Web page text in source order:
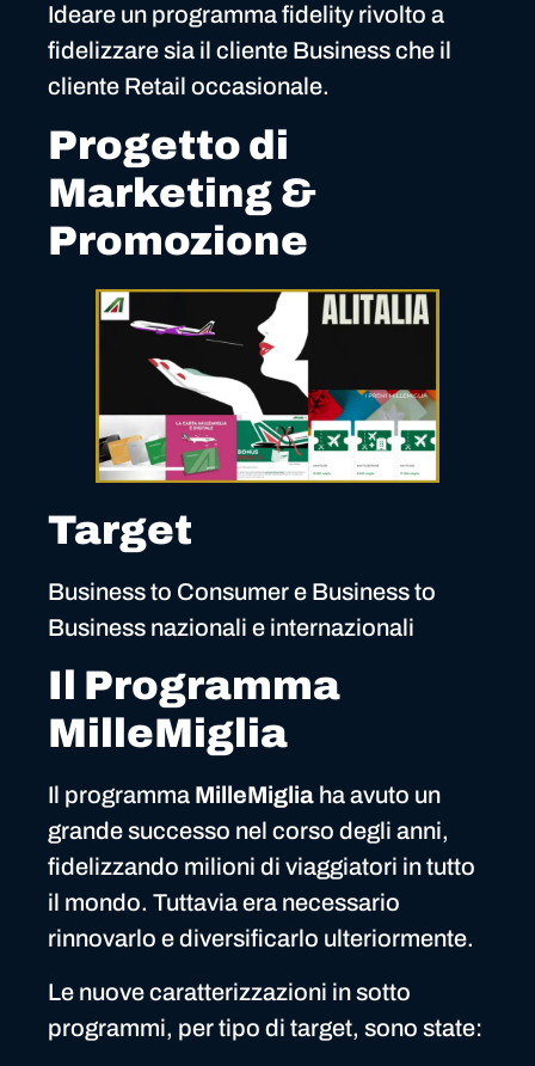
Ideare un programma fidelity rivolto a
fidelizzare sia il cliente Business che il
cliente Retail occasionale.
Progetto di
Marketing &
Promozione
Target
Business to Consumer e Business to
Business nazionali e internazionali
Il Programma
MilleMiglia
Il programma MilleMiglia ha avuto un
grande successo nel corso degli anni,
fidelizzando milioni di viaggiatori in tutto
il mondo. Tuttavia era necessario
rinnovarlo e diversificarlo ulteriormente.
Le nuove caratterizzazioni in sotto
programmi, per tipo di target, sono state: